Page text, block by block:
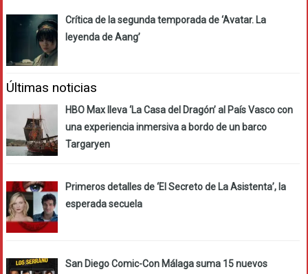
Crítica de la segunda temporada de ‘Avatar. La
leyenda de Aang’
Últimas noticias
HBO Max lleva ‘La Casa del Dragón’ al País Vasco con
una experiencia inmersiva a bordo de un barco
Targaryen
Primeros detalles de ‘El Secreto de La Asistenta’, la
esperada secuela
San Diego Comic-Con Málaga suma 15 nuevos